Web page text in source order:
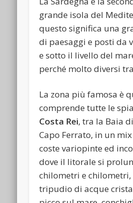
grande isola del
questo significa una
di paesaggi e posti da
e sotto il livello del
perché molto diversi
La zona più famosa è
comprende tutte le
Costa Rei, tra la Baia
Capo Ferrato, in un
coste variopinte ed
dove il litorale si
chilometri e chilometri,
tripudio di acque